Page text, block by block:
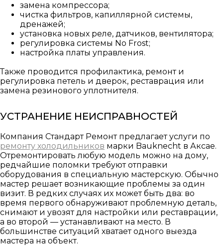
замена компрессора;
чистка фильтров, капиллярной системы,
дренажей;
установка новых реле, датчиков, вентилятора;
регулировка системы No Frost;
настройка платы управления.
Также проводится профилактика, ремонт и
регулировка петель и дверок, реставрация или
замена резинового уплотнителя.
УСТРАНЕНИЕ НЕИСПРАВНОСТЕЙ
Компания Стандарт Ремонт предлагает услуги по
ремонту холодильников марки Bauknecht в Аксае.
Отремонтировать любую модель можно на дому,
редчайшие поломки требуют отправки
оборудования в специальную мастерскую. Обычно
мастер решает возникающие проблемы за один
визит. В редких случаях их может быть два: во
время первого обнаруживают проблемную деталь,
снимают и увозят для настройки или реставрации,
а во второй — устанавливают на место. В
большинстве ситуаций хватает одного выезда
мастера на объект.